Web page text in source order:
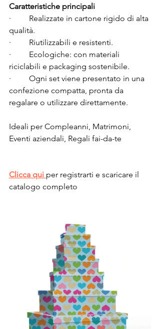
Caratteristiche principali
·         Realizzate in cartone rigido di alta
qualità.
·         Riutilizzabili e resistenti.
·         Ecologiche: con materiali
riciclabili e packaging sostenibile.
·         Ogni set viene presentato in una
confezione compatta, pronta da
regalare o utilizzare direttamente.
Ideali per Compleanni, Matrimoni,
Eventi aziendali, Regali fai-da-te
Clicca qui per registrarti e scaricare il
catalogo completo